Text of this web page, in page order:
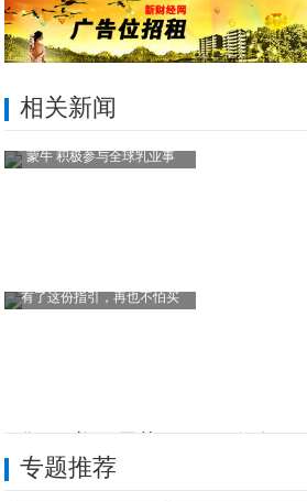
相关新闻
蒙牛 积极参与全球乳业事
有了这份指引，再也不怕买
苹果召开新款手机发布会，已经黔
专题推荐